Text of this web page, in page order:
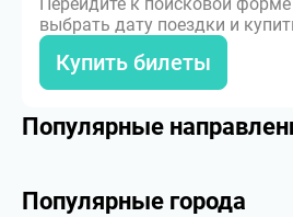
выбрать дату поездки и
Купить билеты
Популярные
Популярные города